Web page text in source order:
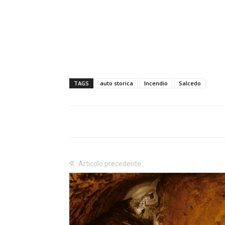
TAGS auto storica Incendio Salcedo
Articolo precedente